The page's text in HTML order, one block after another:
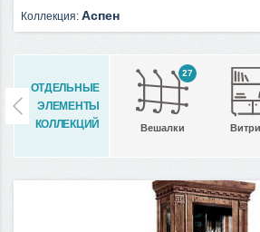
Коллекция: Аспен
ОТДЕЛЬНЫЕ
ЭЛЕМЕНТЫ
КОЛЛЕКЦИЙ
27
Вешалки